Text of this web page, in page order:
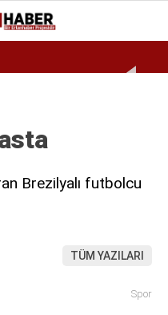
24.8
BURSA
Brezilyalı futbolcu
TÜM YAZILARI
Spor